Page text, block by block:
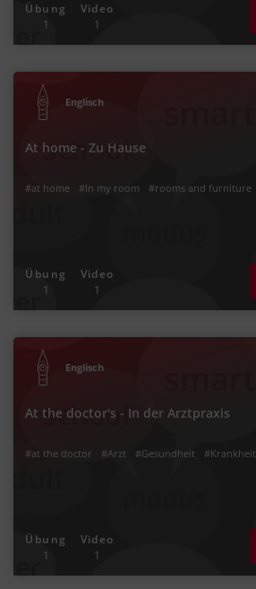
Übung
1
Video
1
Englisch
At home - Zu Hause
#at home #In my room #rooms and furniture
Übung
1
Video
1
Englisch
At the doctor's - In der Arztpraxis
#at the doctor #Arzt #Gesundheit #Krankheit
Übung
1
Video
1